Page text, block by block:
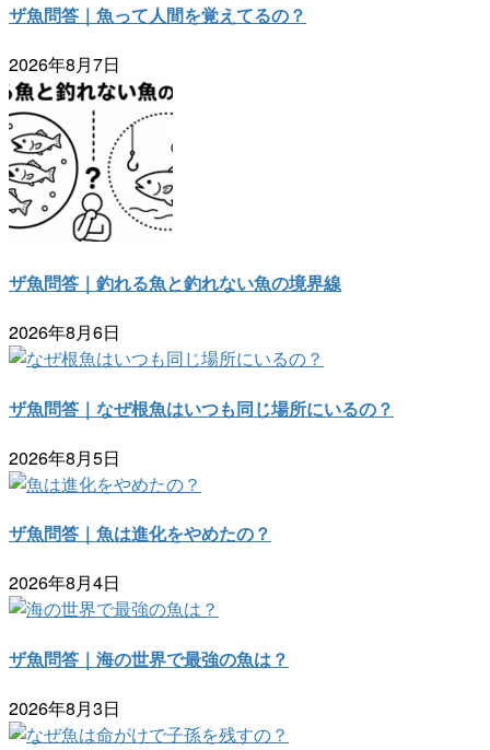
ザ魚問答｜魚って人間を覚えてるの？
2026年8月7日
ザ魚問答｜釣れる魚と釣れない魚の境界線
2026年8月6日
ザ魚問答｜なぜ根魚はいつも同じ場所にいるの？
2026年8月5日
ザ魚問答｜魚は進化をやめたの？
2026年8月4日
ザ魚問答｜海の世界で最強の魚は？
2026年8月3日